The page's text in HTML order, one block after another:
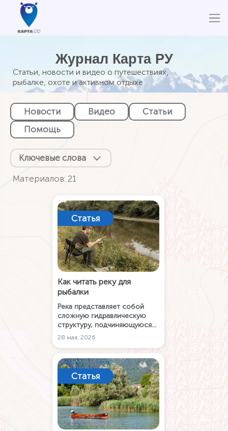
Журнал Карта РУ
Статьи, новости и видео о путешествиях,
рыбалке, охоте и активном отдыхе
Новости Видео
Статьи
Помощь
Ключевые слова
Материалов: 21
Статья
Как читать реку для
рыбалки
Река представляет собой
сложную гидравлическую
структуру, подчиняющуюся
законам физики и биологии.
объединяет знания по
гидрологии, ихтиологии и
практическому поиску, чтобы
помочь перейти от случайных
поимок к осознанной ловле.
28 мая, 2026
Статья